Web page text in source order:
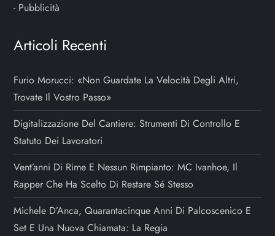
- Pubblicità
Articoli Recenti
Furio Morucci: «Non Guardate La Velocità Degli Altri,
Trovate Il Vostro Passo»
Digitalizzazione Del Cantiere: Strumenti Di Controllo E
Statuto Dei Lavoratori
Vent’anni Di Rime E Nessun Rimpianto: MC Ivanhoe, Il
Rapper Che Ha Scelto Di Restare Sé Stesso
Michele D’Anca, Quarantacinque Anni Di Palcoscenico E
Set E Una Nuova Chiamata: La Regia